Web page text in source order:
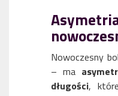
Nowoczesny
– ma
długości,